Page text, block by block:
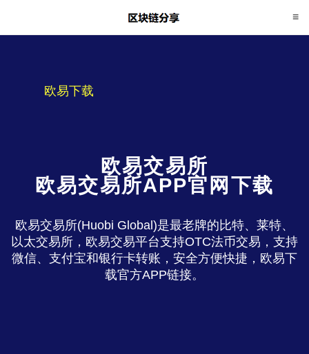
欧易下载
欧易交易所
欧易交易所APP官网下载
欧易交易所(Huobi Global)是最老牌的比特、莱特、
以太交易所，欧易交易平台支持OTC法币交易，支持
微信、支付宝和银行卡转账，安全方便快捷，欧易下
载官方APP链接。